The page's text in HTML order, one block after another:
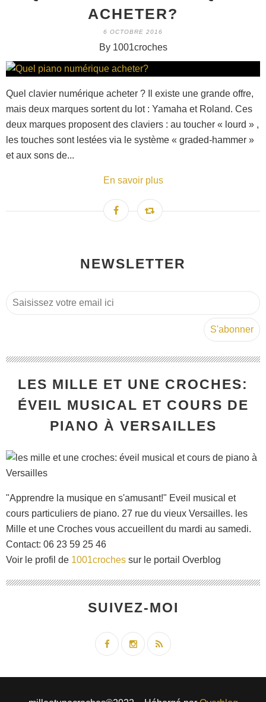
ACHETER?
6 OCTOBRE 2016
By 1001croches
Quel clavier numérique acheter ? Il existe une grande offre,
mais deux marques sortent du lot : Yamaha et Roland. Ces
deux marques proposent des claviers : au toucher « lourd » ,
les touches sont lestées via le système « graded-hammer »
et aux sons de...
En savoir plus
NEWSLETTER
LES MILLE ET UNE CROCHES:
ÉVEIL MUSICAL ET COURS DE
PIANO À VERSAILLES
"Apprendre la musique en s'amusant!" Eveil musical et
cours particuliers de piano. 27 rue du vieux Versailles. les
Mille et une Croches vous accueillent du mardi au samedi.
Contact: 06 23 59 25 46
Voir le profil de 1001croches sur le portail Overblog
SUIVEZ-MOI